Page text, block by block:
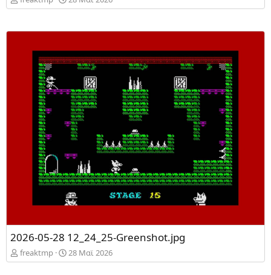
2026-05-28 12_24_25-Greenshot.jpg
freaktmp 28 Mαϊ 2026